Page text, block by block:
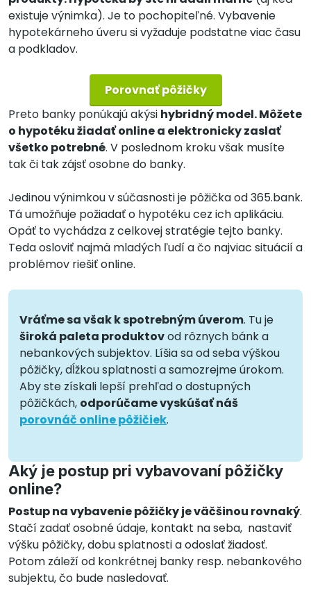
existuje výnimka). Je to pochopiteľné. Vybavenie
hypotekárneho úveru si vyžaduje podstatne viac času
a podkladov.
Porovnať pôžičky
Preto banky ponúkajú akýsi hybridný model. Môžete
o hypotéku žiadať online a elektronicky zaslať
všetko potrebné. V poslednom kroku však musíte
tak či tak zájsť osobne do banky.
Jedinou výnimkou v súčasnosti je pôžička od 365.bank.
Tá umožňuje požiadať o hypotéku cez ich aplikáciu.
Opäť to vychádza z celkovej stratégie tejto banky.
Teda osloviť najmä mladých ľudí a čo najviac situácií a
problémov riešiť online.
Vráťme sa však k spotrebným úverom. Tu je
široká paleta produktovod rôznych bánk a
nebankových subjektov. Líšia sa od seba výškou
pôžičky, dĺžkou splatnosti a samozrejme úrokom.
Aby ste získali lepší prehľad o dostupných
pôžičkách, odporúčame vyskúšať náš
porovnáč online pôžičiek.
Aký je postup pri vybavovaní pôžičky
online?
Postup na vybavenie pôžičky je väčšinou rovnaký.
Stačí zadať osobné údaje, kontakt na seba, nastaviť
výšku pôžičky, dobu splatnosti a odoslať žiadosť.
Potom záleží od konkrétnej banky resp. nebankového
subjektu, čo bude nasledovať.